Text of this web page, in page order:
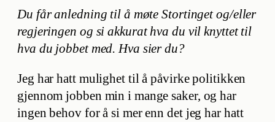
Du får anledning til å møte Stortinget og/eller
regjeringen og si akkurat hva du vil knyttet til
hva du jobbet med. Hva sier du?
Jeg har hatt mulighet til å påvirke politikken
gjennom jobben min i mange saker, og har
ingen behov for å si mer enn det jeg har hatt